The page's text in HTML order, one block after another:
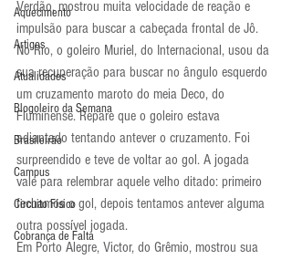
Aquecimento
Artigos
Atualidades
Blogoleiro da Semana
Brasileirão
Campus
Circuito Físico
Cobrança de Falta
Verdão, mostrou muita velocidade de reação e
impulsão para buscar a cabeçada frontal de Jô.
No Rio, o goleiro Muriel, do Internacional, usou da
sua recuperação para buscar no ângulo esquerdo
um cruzamento maroto do meia Deco, do
Fluminense. Repare que o goleiro estava
adiantado tentando antever o cruzamento. Foi
surpreendido e teve de voltar ao gol. A jogada
vale para relembrar aquele velho ditado: primeiro
fechamos o gol, depois tentamos antever alguma
outra possível jogada.
Em Porto Alegre, Victor, do Grêmio, mostrou sua